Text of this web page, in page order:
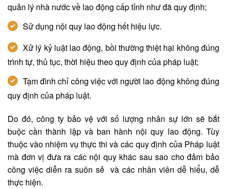
quản lý nhà nước về lao động cấp tỉnh như đã quy định;
Sử dụng nội quy lao động hết hiệu lực.
Xử lý kỷ luật lao động, bồi thường thiệt hại không đúng
trình tự, thủ tục, thời hiệu theo quy định của pháp luật;
Tạm đình chỉ công việc với người lao động không đúng
quy định của pháp luật.
Do đó, công ty bảo vệ với số lượng nhân sự lớn sẽ bắt
buộc cần thành lập và ban hành nội quy lao động. Tùy
thuộc vào nhiệm vụ thực thi và các quy định của Pháp luật
mà đơn vị đưa ra các nội quy khác sau sao cho đảm bảo
công việc diễn ra suôn sẻ và các nhân viên dễ hiểu, dễ
thực hiện.